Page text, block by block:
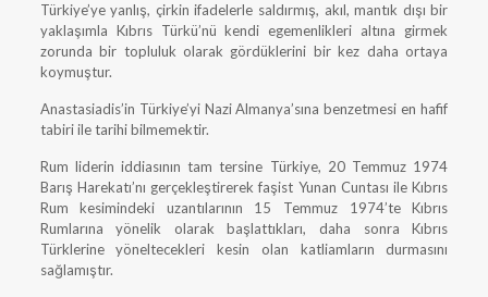
Türkiye’ye yanlış, çirkin ifadelerle saldırmış, akıl, mantık dışı bir
yaklaşımla Kıbrıs Türkü’nü kendi egemenlikleri altına girmek
zorunda bir topluluk olarak gördüklerini bir kez daha ortaya
koymuştur.
Anastasiadis’in Türkiye’yi Nazi Almanya’sına benzetmesi en hafif
tabiri ile tarihi bilmemektir.
Rum liderin iddiasının tam tersine Türkiye, 20 Temmuz 1974
Barış Harekatı’nı gerçekleştirerek faşist Yunan Cuntası ile Kıbrıs
Rum kesimindeki uzantılarının 15 Temmuz 1974’te Kıbrıs
Rumlarına yönelik olarak başlattıkları, daha sonra Kıbrıs
Türklerine yöneltecekleri kesin olan katliamların durmasını
sağlamıştır.